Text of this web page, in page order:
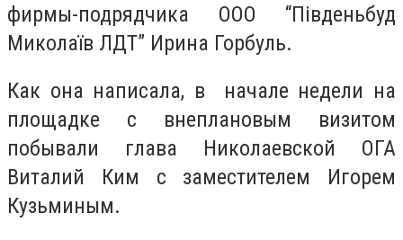
фирмы-подрядчика ООО “Південьбуд
Миколаїв ЛДТ” Ирина Горбуль.
Как она написала, в начале недели на
площадке с внеплановым визитом
побывали глава Николаевской ОГА
Виталий Ким с заместителем Игорем
Кузьминым.